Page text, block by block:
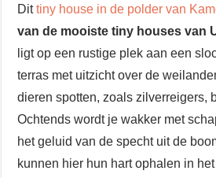
Dittiny house in de polder van
van de mooiste tiny houses van
ligt op een rustige plek aan een
terras met uitzicht over de
dieren spotten, zoals zilverreigers,
Ochtends wordt je wakker met
het geluid van de specht uit de
kunnen hier hun hart ophalen in